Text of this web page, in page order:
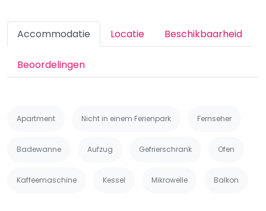
Accommodatie Locatie Beschikbaarheid
Beoordelingen
Apartment Nicht in einem Ferienpark Fernseher
Badewanne Aufzug Gefrierschrank Ofen
Kaffeemaschine Kessel Mikrowelle Balkon